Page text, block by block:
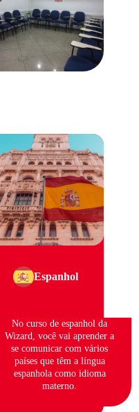
Espanhol
No curso de espanhol da
Wizard, você vai aprender a
se comunicar com vários
países que têm a língua
espanhola como idioma
materno.